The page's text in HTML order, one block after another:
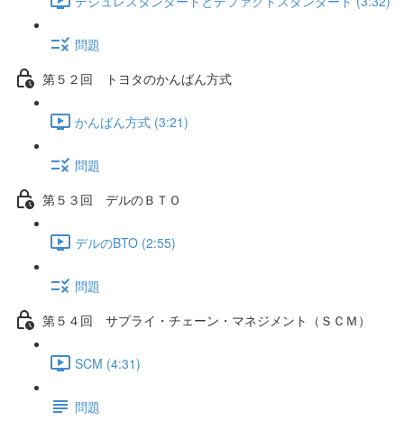
問題
第５２回 トヨタのかんばん方式
かんばん方式 (3:21)
問題
第５３回 デルのＢＴＯ
デルのBTO (2:55)
問題
第５４回 サプライ・チェーン・マネジメント（ＳＣＭ）
SCM (4:31)
問題